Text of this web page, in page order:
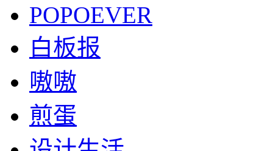
POPOEVER
白板报
嗷嗷
煎蛋